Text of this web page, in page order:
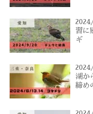
習に
ギ
湖か
締め